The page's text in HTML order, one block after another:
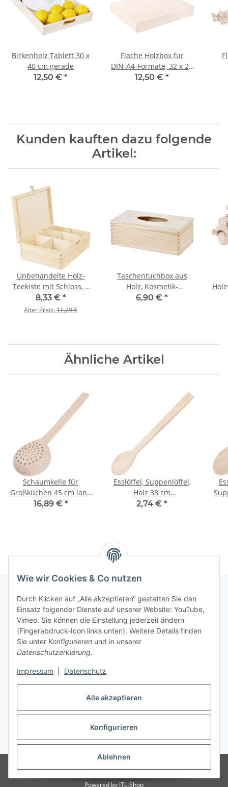
Alle akzeptieren
Konfigurieren
Ablehnen
Wie wir Cookies & Co nutzen
Durch Klicken auf „Alle akzeptieren“ gestatten Sie den
Einsatz folgender Dienste auf unserer Website: YouTube,
Vimeo. Sie können die Einstellung jederzeit ändern
(Fingerabdruck-Icon links unten). Weitere Details finden
Sie unter Konfigurieren und in unserer
Datenschutzerklärung.
Impressum Datenschutz
Birkenholz Tablett 30 x
40 cm gerade
12,50 € *
Flache Holzbox für
DIN‑A4‑Formate, 32 x 25
cm
12,50 € *
Kunden kauften dazu folgende
Artikel:
Unbehandelte Holz-
Teekiste mit Schloss, 6
Fächer,
22,5 × 16,5 × 8 cm
8,33 € *
Alter Preis:11,29 €
Taschentuchbox aus
Holz, Kosmetik-
Tissuebox mit
6,90 € *
Ähnliche Artikel
Schaumkelle für
Großküchen 45 cm lang
aus Holz
16,89 € *
Esslöffel, Suppenlöffel,
Holz 33 cm
quadratischer Stiel,
2,74 € *
Informationen
Gesetzliche Informationen
* Alle Preise inkl. gesetzlicher USt., zzgl.Versand
Powered by JTL-Shop